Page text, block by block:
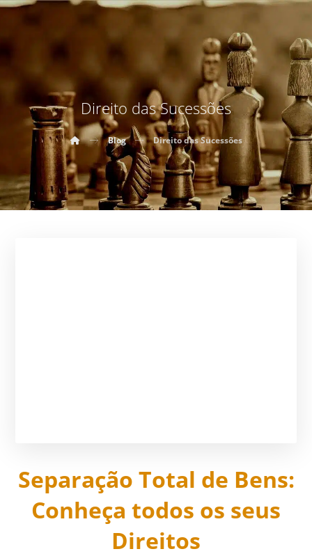
Direito das Sucessões
Blog Direito das Sucessões
Separação Total de Bens:
Conheça todos os seus
Direitos